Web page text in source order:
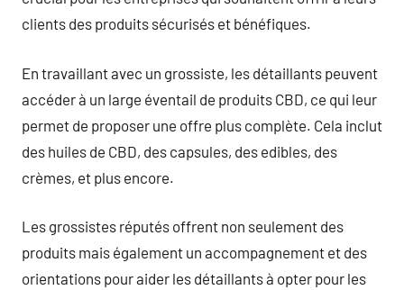
clients des produits sécurisés et bénéfiques.
En travaillant avec un grossiste, les détaillants peuvent
accéder à un large éventail de produits CBD, ce qui leur
permet de proposer une offre plus complète. Cela inclut
des huiles de CBD, des capsules, des edibles, des
crèmes, et plus encore.
Les grossistes réputés offrent non seulement des
produits mais également un accompagnement et des
orientations pour aider les détaillants à opter pour les